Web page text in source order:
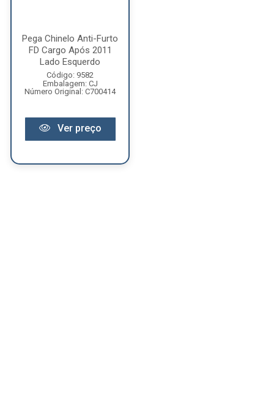
Pega Chinelo Anti-Furto
FD Cargo Após 2011
Lado Esquerdo
Código: 9582
Embalagem: CJ
Número Original: C700414
Ver preço